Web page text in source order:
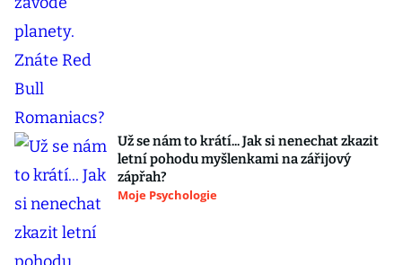
Už se nám to krátí... Jak si nenechat zkazit
letní pohodu myšlenkami na zářijový
zápřah?
Moje Psychologie